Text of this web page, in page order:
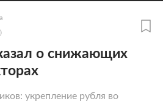
о снижающих
укрепление рубля во